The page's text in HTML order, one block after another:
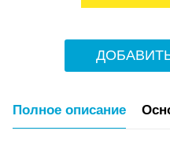
Полное описание